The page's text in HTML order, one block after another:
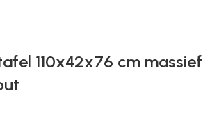
110x42x76 cm massief